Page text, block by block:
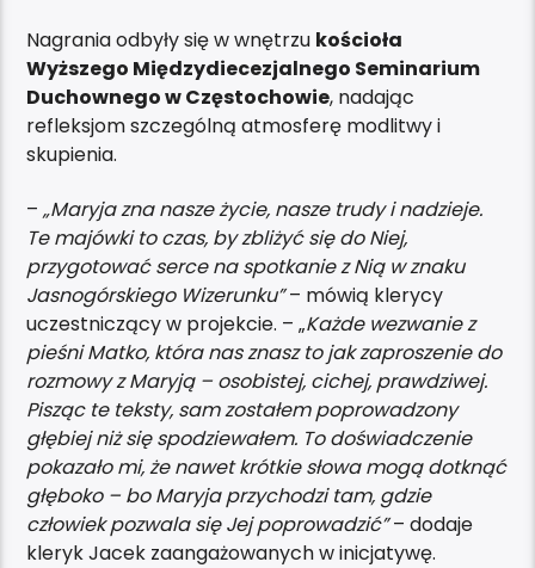
Nagrania odbyły się w wnętrzu kościoła
Wyższego Międzydiecezjalnego Seminarium
Duchownego w Częstochowie, nadając
refleksjom szczególną atmosferę modlitwy i
skupienia.
–„Maryja zna nasze życie, nasze trudy i nadzieje.
Te majówki to czas, by zbliżyć się do Niej,
przygotować serce na spotkanie z Nią w znaku
Jasnogórskiego Wizerunku”– mówią klerycy
uczestniczący w projekcie. – „Każde wezwanie z
pieśni Matko, która nas znasz to jak zaproszenie do
rozmowy z Maryją – osobistej, cichej, prawdziwej.
Pisząc te teksty, sam zostałem poprowadzony
głębiej niż się spodziewałem. To doświadczenie
pokazało mi, że nawet krótkie słowa mogą dotknąć
głęboko – bo Maryja przychodzi tam, gdzie
człowiek pozwala się Jej poprowadzić”– dodaje
kleryk Jacek zaangażowanych w inicjatywę.